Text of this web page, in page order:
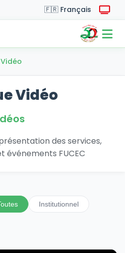
Vidéo
des services,
événements FUCEC
Institutionnel